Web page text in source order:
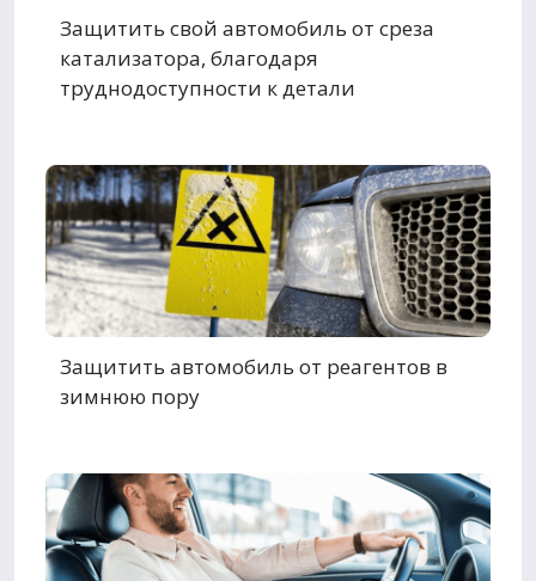
Защитить свой автомобиль от среза
катализатора, благодаря
труднодоступности к детали
Защитить автомобиль от реагентов в
зимнюю пору